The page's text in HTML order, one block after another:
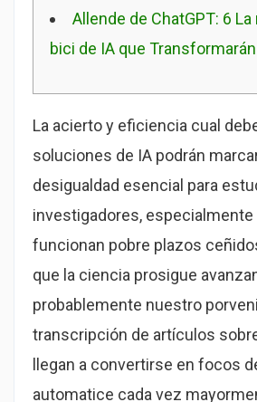
Allende de ChatGPT: 6
bici de IA que
La acierto y eficiencia cual
soluciones de IA podrán
desigualdad esencial para
investigadores, especialmente
funcionan pobre plazos
que la ciencia prosigue
probablemente nuestro
transcripción de artículos
llegan a convertirse en focos
automatice cada vez